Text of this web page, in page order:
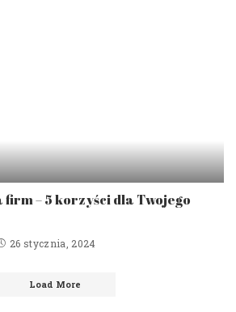
– 5 korzyści dla Twojego
26 stycznia, 2024
Load More